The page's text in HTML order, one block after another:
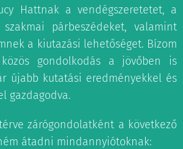
Hattnak a vendégszeretetet, a
párbeszédeket, valamint
a kiutazási lehetőséget. Bízom
gondolkodás a jövőben is
újabb kutatási eredményekkel és
gazdagodva.
zárógondolatként a következő
átadni mindannyiótoknak: